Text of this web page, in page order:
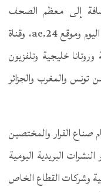
إلى معظم الصحف
الخليجية الأخرى بما فيها البيان والإمارات اليوم وموقع 24.ae، وقناة
خليجية وتلفزيون
تونس والمغرب والجزائر
صناع القرار والمختصين
البريدية اليومية
وشركات القطاع الخاص